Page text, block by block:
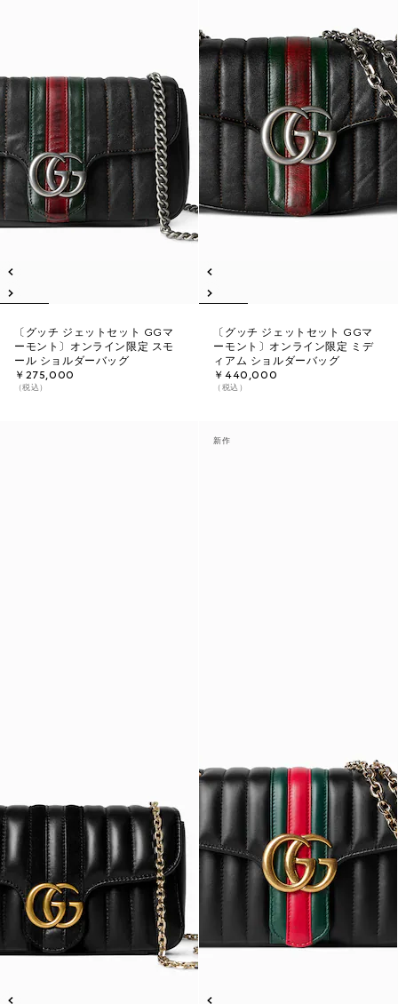
〔グッチ ジェットセット GGマ
ーモント〕オンライン限定 スモ
ール ショルダーバッグ
￥275,000
（税込）
〔グッチ ジェットセット GGマ
ーモント〕オンライン限定 ミデ
ィアム ショルダーバッグ
￥440,000
（税込）
新作